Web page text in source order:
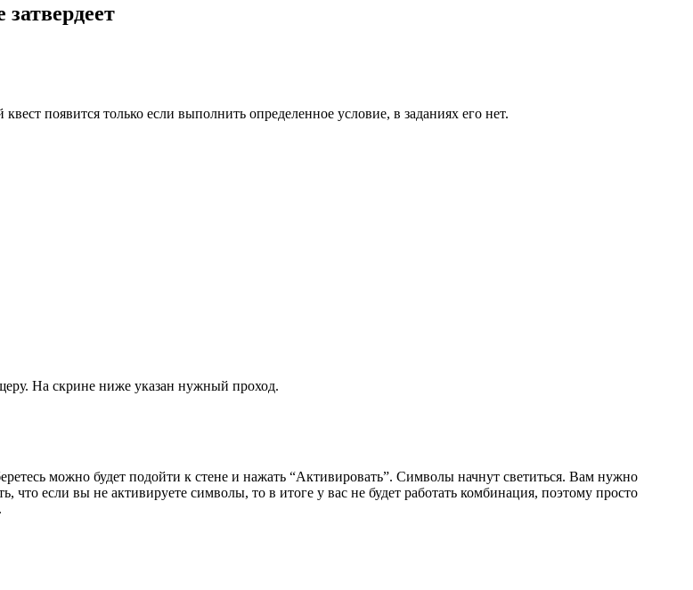
появится только если выполнить определенное условие, в заданиях его нет.
На скрине ниже указан нужный проход.
можно будет подойти к стене и нажать “Активировать”. Символы начнут светиться. Вам нужно
если вы не активируете символы, то в итоге у вас не будет работать комбинация, поэтому просто